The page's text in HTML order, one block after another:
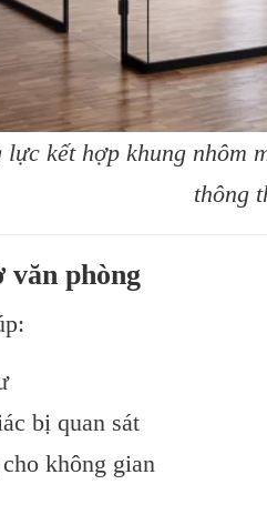
lực kết hợp khung nhôm
thông
văn phòng
bị quan sát
không gian